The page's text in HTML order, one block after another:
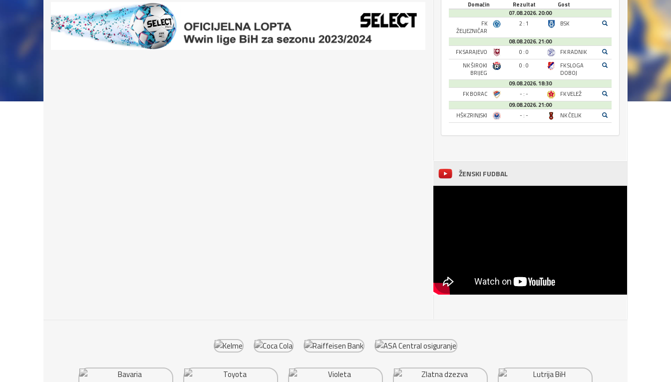
Domaćin Rezultat
Gost
07.08.2026. 20:00
FK
ŽELJEZNIČAR
2 : 1 BSK
08.08.2026. 21:00
FK SARAJEVO
0 : 0
FK RADNIK
NK ŠIROKI
BRIJEG
0 : 0
FK SLOGA
DOBOJ
09.08.2026. 18:30
FK BORAC
- : -
FK VELEŽ
09.08.2026. 21:00
HŠK ZRINJSKI
- : - NK ČELIK
ŽENSKI FUDBAL